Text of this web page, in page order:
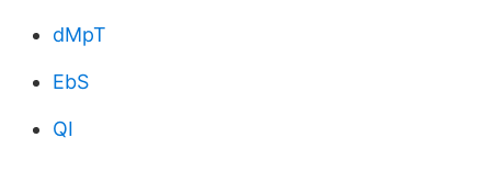
dMpT
EbS
QI